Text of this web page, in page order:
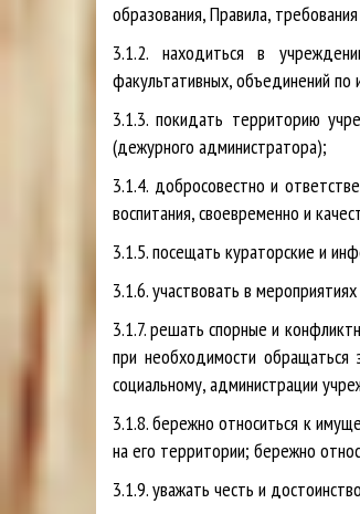
образования, Правила,
3.1.2. находиться в
факультативных, объединений по
3.1.3. покидать территорию
(дежурного администратора);
3.1.4. добросовестно и
воспитания, своевременно и
3.1.5. посещать кураторские и
3.1.6. участвовать в
3.1.7. решать спорные и
при необходимости обращаться
социальному, администрации
3.1.8. бережно относиться к
на его территории; бережно
3.1.9. уважать честь и